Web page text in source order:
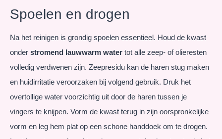
Spoelen en drogen
Na het reinigen is grondig spoelen essentieel. Houd de kwast
onder stromend lauwwarm water tot alle zeep- of olieresten
volledig verdwenen zijn. Zeepresidu kan de haren stug maken
en huidirritatie veroorzaken bij volgend gebruik. Druk het
overtollige water voorzichtig uit door de haren tussen je
vingers te knijpen. Vorm de kwast terug in zijn oorspronkelijke
vorm en leg hem plat op een schone handdoek om te drogen.